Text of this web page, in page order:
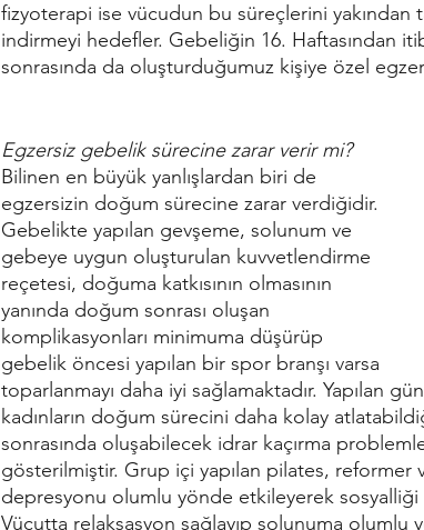
fizyoterapi ise vücudun bu süreçlerini yakından
indirmeyi hedefler. Gebeliğin 16. Haftasından
sonrasında da oluşturduğumuz kişiye özel
Egzersiz gebelik sürecine zarar verir mi?
Bilinen en büyük yanlışlardan biri de
egzersizin doğum sürecine zarar verdiğidir.
Gebelikte yapılan gevşeme, solunum ve
gebeye uygun oluşturulan kuvvetlendirme
reçetesi, doğuma katkısının olmasının
yanında doğum sonrası oluşan
komplikasyonları minimuma düşürüp
gebelik öncesi yapılan bir spor branşı varsa
toparlanmayı daha iyi sağlamaktadır. Yapılan
kadınların doğum sürecini daha kolay
sonrasında oluşabilecek idrar kaçırma
gösterilmiştir. Grup içi yapılan pilates,
depresyonu olumlu yönde etkileyerek sosyalliği
Vücutta relaksasyon sağlayıp solunuma